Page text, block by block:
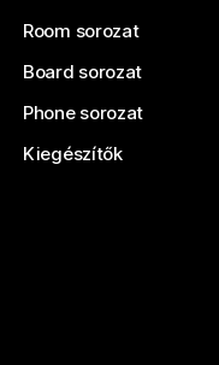
Room sorozat
Board sorozat
Phone sorozat
Kiegészítők